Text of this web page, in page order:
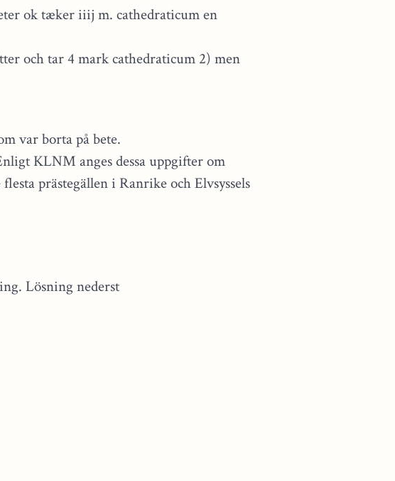
ok tæker iiij m. cathedraticum en
och tar 4 mark cathedraticum 2) men
var borta på bete.
KLNM anges dessa uppgifter om
prästegällen i Ranrike och Elvsyssels
Lösning nederst